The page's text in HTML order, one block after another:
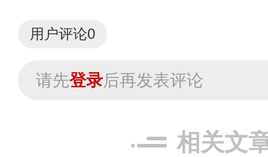
用户评论0
请先登录后再发表评论
相关文